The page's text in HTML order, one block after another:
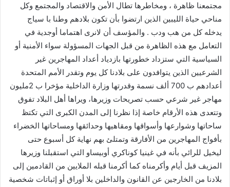
مجتمعنا ظاهرة ، ومخاطرها تطال الأمن والاقتصاد والمجتمع وكل
مناحي حياة الليبين الذين ارتضوا بأن تكون بلادهم وطنا با سياج
يدخله كل من هب ودب . والمؤسف أن لانرى اهتماما أوجدية في
التعامل مع هذه الظاهرة من قبل الجهات المسؤولة سواء الأمنية أو
السياسية التي ستزداد خطورتها بازدياد أعداد المهاجرين غير
الشرعيين الذين يتوافدون على بلادنا كل يوم وتقدر الأمم المتحدة
أعدادهم ب 700 ألف نسمة وقدرتها وزارة الداخلية مؤخرا ب 2مليون
مهاجر غير شرعي حسب تصريحات وزيرها، ويراها أهل البلاد تفوق
وتتعدى هذه الأرقام خاصة إذا نظرنا إلى المدن الكبرى التي تكتظ
ساحاتها وشوارعها وأسواقها ومقاهيها وحدائقها ومساحاتها الخضراء
بأفواج المهاجرين من الأفارقة وتمتلئ بهم نهاية كل أسبوع حتى
ليخيل للرائي بأنه في غينيا كوناكري أوبيساو التي استقبلنا وزيرها
المزيف قبل أيام وأكرمناه كما أكرمنا قبله الملايين من القادمين إلى
بلادنا من الخارجين عن القانون والداخلين بلا أوراق أو إثباتات شخصية